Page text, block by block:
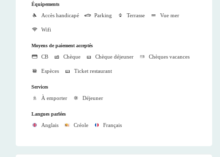
Équipements
Accès handicapé Parking Terrasse Vue mer
Wifi
Moyens de paiement acceptés
CB Chèque Chèque déjeuner Chèques vacances
Espèces Ticket restaurant
Services
À emporter Déjeuner
Langues parlées
Anglais Créole Français